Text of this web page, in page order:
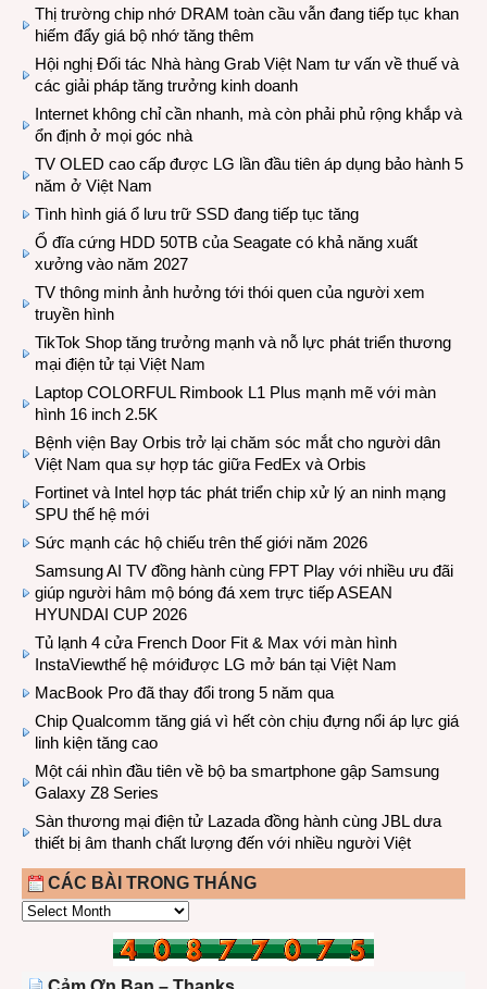
Thị trường chip nhớ DRAM toàn cầu vẫn đang tiếp tục khan
hiếm đẩy giá bộ nhớ tăng thêm
Hội nghị Đối tác Nhà hàng Grab Việt Nam tư vấn về thuế và
các giải pháp tăng trưởng kinh doanh
Internet không chỉ cần nhanh, mà còn phải phủ rộng khắp và
ổn định ở mọi góc nhà
TV OLED cao cấp được LG lần đầu tiên áp dụng bảo hành 5
năm ở Việt Nam
Tình hình giá ổ lưu trữ SSD đang tiếp tục tăng
Ổ đĩa cứng HDD 50TB của Seagate có khả năng xuất
xưởng vào năm 2027
TV thông minh ảnh hưởng tới thói quen của người xem
truyền hình
TikTok Shop tăng trưởng mạnh và nỗ lực phát triển thương
mại điện tử tại Việt Nam
Laptop COLORFUL Rimbook L1 Plus mạnh mẽ với màn
hình 16 inch 2.5K
Bệnh viện Bay Orbis trở lại chăm sóc mắt cho người dân
Việt Nam qua sự hợp tác giữa FedEx và Orbis
Fortinet và Intel hợp tác phát triển chip xử lý an ninh mạng
SPU thế hệ mới
Sức mạnh các hộ chiếu trên thế giới năm 2026
Samsung AI TV đồng hành cùng FPT Play với nhiều ưu đãi
giúp người hâm mộ bóng đá xem trực tiếp ASEAN
HYUNDAI CUP 2026
Tủ lạnh 4 cửa French Door Fit & Max với màn hình
InstaViewthế hệ mớiđược LG mở bán tại Việt Nam
MacBook Pro đã thay đổi trong 5 năm qua
Chip Qualcomm tăng giá vì hết còn chịu đựng nổi áp lực giá
linh kiện tăng cao
Một cái nhìn đầu tiên về bộ ba smartphone gập Samsung
Galaxy Z8 Series
Sàn thương mại điện tử Lazada đồng hành cùng JBL dưa
thiết bị âm thanh chất lượng đến với nhiều người Việt
CÁC BÀI TRONG THÁNG
CÁC
THÁNG